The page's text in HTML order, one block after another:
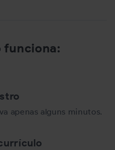
funciona:
apenas alguns minutos.